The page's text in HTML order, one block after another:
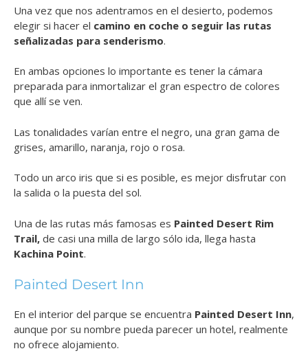
Una vez que nos adentramos en el desierto, podemos
elegir si hacer el camino en coche o seguir las rutas
señalizadas para senderismo.
En ambas opciones lo importante es tener la cámara
preparada para inmortalizar el gran espectro de colores
que allí se ven.
Las tonalidades varían entre el negro, una gran gama de
grises, amarillo, naranja, rojo o rosa.
Todo un arco iris que si es posible, es mejor disfrutar con
la salida o la puesta del sol.
Una de las rutas más famosas es Painted Desert Rim
Trail, de casi una milla de largo sólo ida, llega hasta
Kachina Point.
Painted Desert Inn
En el interior del parque se encuentra Painted Desert Inn,
aunque por su nombre pueda parecer un hotel, realmente
no ofrece alojamiento.